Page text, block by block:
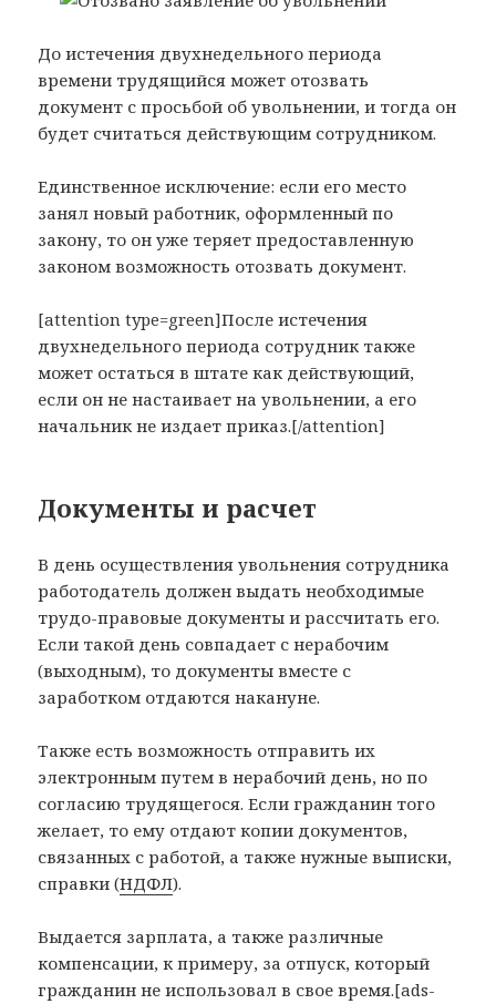
До истечения двухнедельного периода
времени трудящийся может отозвать
документ с просьбой об увольнении, и тогда он
будет считаться действующим сотрудником.
Единственное исключение: если его место
занял новый работник, оформленный по
закону, то он уже теряет предоставленную
законом возможность отозвать документ.
[attention type=green]После истечения
двухнедельного периода сотрудник также
может остаться в штате как действующий,
если он не настаивает на увольнении, а его
начальник не издает приказ.[/attention]
Документы и расчет
В день осуществления увольнения сотрудника
работодатель должен выдать необходимые
трудо-правовые документы и рассчитать его.
Если такой день совпадает с нерабочим
(выходным), то документы вместе с
заработком отдаются накануне.
Также есть возможность отправить их
электронным путем в нерабочий день, но по
согласию трудящегося. Если гражданин того
желает, то ему отдают копии документов,
связанных с работой, а также нужные выписки,
справки (НДФЛ).
Выдается зарплата, а также различные
компенсации, к примеру, за отпуск, который
гражданин не использовал в свое время.[ads-